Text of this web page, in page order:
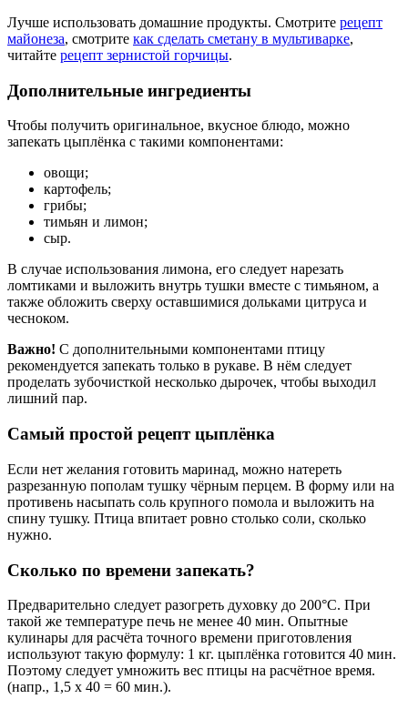
Лучше использовать домашние продукты. Смотрите рецепт
майонеза, смотрите как сделать сметану в мультиварке,
читайте рецепт зернистой горчицы.
Дополнительные ингредиенты
Чтобы получить оригинальное, вкусное блюдо, можно
запекать цыплёнка с такими компонентами:
овощи;
картофель;
грибы;
тимьян и лимон;
сыр.
В случае использования лимона, его следует нарезать
ломтиками и выложить внутрь тушки вместе с тимьяном, а
также обложить сверху оставшимися дольками цитруса и
чесноком.
Важно! С дополнительными компонентами птицу
рекомендуется запекать только в рукаве. В нём следует
проделать зубочисткой несколько дырочек, чтобы выходил
лишний пар.
Самый простой рецепт цыплёнка
Если нет желания готовить маринад, можно натереть
разрезанную пополам тушку чёрным перцем. В форму или на
противень насыпать соль крупного помола и выложить на
спину тушку. Птица впитает ровно столько соли, сколько
нужно.
Сколько по времени запекать?
Предварительно следует разогреть духовку до 200°С. При
такой же температуре печь не менее 40 мин. Опытные
кулинары для расчёта точного времени приготовления
используют такую формулу: 1 кг. цыплёнка готовится 40 мин.
Поэтому следует умножить вес птицы на расчётное время.
(напр., 1,5 х 40 = 60 мин.).